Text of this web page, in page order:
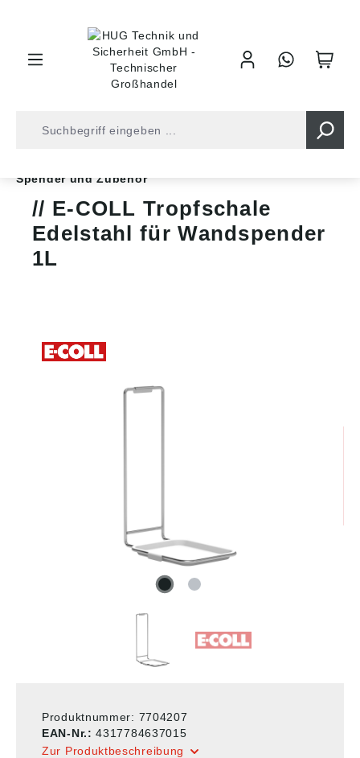
Spender und Zubehör
E-COLL Tropfschale
Edelstahl für Wandspender
1L
Produktnummer: 7704207
EAN-Nr.:4317784637015
Zur Produktbeschreibung